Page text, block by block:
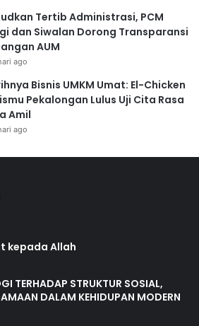
Tertib Administrasi, PCM
dan Siwalan Dorong Transparansi
AUM
ago
Bisnis UMKM Umat: El-Chicken
Pekalongan Lulus Uji Cita Rasa
Amil
ago
kepada Allah
TERHADAP STRUKTUR SOSIAL,
DALAM KEHIDUPAN MODERN